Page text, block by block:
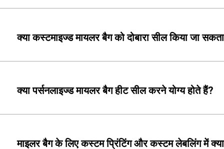
क्या कस्टमाइज्ड मायलर बैग को दोबारा सील किया जा
क्या पर्सनलाइज्ड मायलर बैग हीट सील करने योग्य होते हैं?
माइलर बैग के लिए कस्टम प्रिंटिंग और कस्टम लेबलिंग में